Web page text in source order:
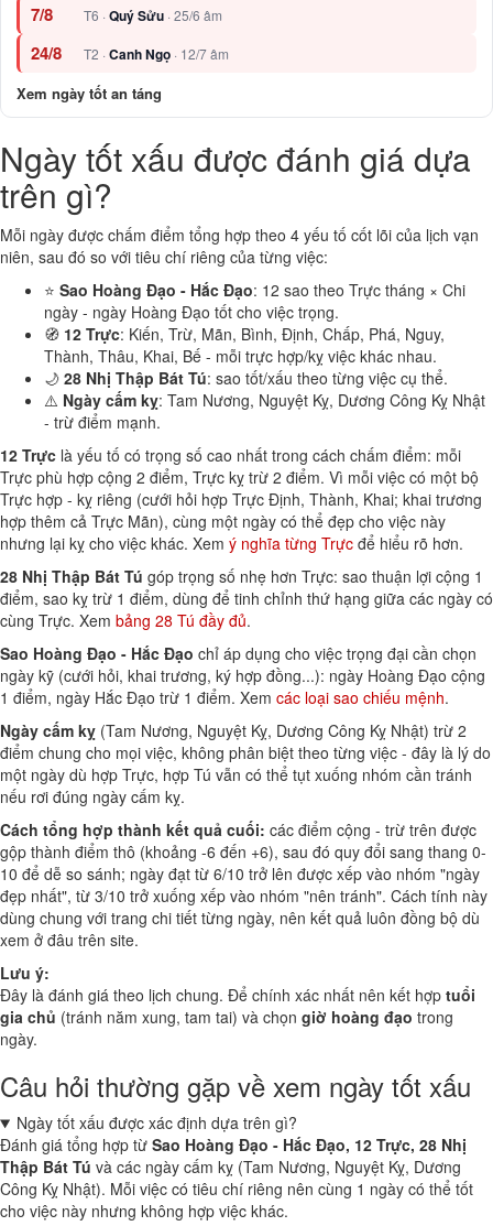
7/8 T6 ·Quý Sửu · 25/6 âm
24/8 T2 ·Canh Ngọ · 12/7 âm
Xem ngày tốt an táng
Ngày tốt xấu được đánh giá dựa
trên gì?
Mỗi ngày được chấm điểm tổng hợp theo 4 yếu tố cốt lõi của lịch vạn
niên, sau đó so với tiêu chí riêng của từng việc:
⭐ Sao Hoàng Đạo - Hắc Đạo: 12 sao theo Trực tháng × Chi
ngày - ngày Hoàng Đạo tốt cho việc trọng.
🧭 12 Trực: Kiến, Trừ, Mãn, Bình, Định, Chấp, Phá, Nguy,
Thành, Thâu, Khai, Bế - mỗi trực hợp/kỵ việc khác nhau.
🌙 28 Nhị Thập Bát Tú: sao tốt/xấu theo từng việc cụ thể.
⚠️ Ngày cấm kỵ: Tam Nương, Nguyệt Kỵ, Dương Công Kỵ Nhật
- trừ điểm mạnh.
12 Trực là yếu tố có trọng số cao nhất trong cách chấm điểm: mỗi
Trực phù hợp cộng 2 điểm, Trực kỵ trừ 2 điểm. Vì mỗi việc có một bộ
Trực hợp - kỵ riêng (cưới hỏi hợp Trực Định, Thành, Khai; khai trương
hợp thêm cả Trực Mãn), cùng một ngày có thể đẹp cho việc này
nhưng lại kỵ cho việc khác. Xem ý nghĩa từng Trực để hiểu rõ hơn.
28 Nhị Thập Bát Tú góp trọng số nhẹ hơn Trực: sao thuận lợi cộng 1
điểm, sao kỵ trừ 1 điểm, dùng để tinh chỉnh thứ hạng giữa các ngày có
cùng Trực. Xem bảng 28 Tú đầy đủ.
Sao Hoàng Đạo - Hắc Đạo chỉ áp dụng cho việc trọng đại cần chọn
ngày kỹ (cưới hỏi, khai trương, ký hợp đồng...): ngày Hoàng Đạo cộng
1 điểm, ngày Hắc Đạo trừ 1 điểm. Xem các loại sao chiếu mệnh.
Ngày cấm kỵ (Tam Nương, Nguyệt Kỵ, Dương Công Kỵ Nhật) trừ 2
điểm chung cho mọi việc, không phân biệt theo từng việc - đây là lý do
một ngày dù hợp Trực, hợp Tú vẫn có thể tụt xuống nhóm cần tránh
nếu rơi đúng ngày cấm kỵ.
Cách tổng hợp thành kết quả cuối: các điểm cộng - trừ trên được
gộp thành điểm thô (khoảng -6 đến +6), sau đó quy đổi sang thang 0-
10 để dễ so sánh; ngày đạt từ 6/10 trở lên được xếp vào nhóm "ngày
đẹp nhất", từ 3/10 trở xuống xếp vào nhóm "nên tránh". Cách tính này
dùng chung với trang chi tiết từng ngày, nên kết quả luôn đồng bộ dù
xem ở đâu trên site.
Lưu ý:
Đây là đánh giá theo lịch chung. Để chính xác nhất nên kết hợp tuổi
gia chủ (tránh năm xung, tam tai) và chọn giờ hoàng đạo trong
ngày.
Câu hỏi thường gặp về xem ngày tốt xấu
Ngày tốt xấu được xác định dựa trên gì?
Đánh giá tổng hợp từ Sao Hoàng Đạo - Hắc Đạo, 12 Trực, 28 Nhị
Thập Bát Tú và các ngày cấm kỵ (Tam Nương, Nguyệt Kỵ, Dương
Công Kỵ Nhật). Mỗi việc có tiêu chí riêng nên cùng 1 ngày có thể tốt
cho việc này nhưng không hợp việc khác.